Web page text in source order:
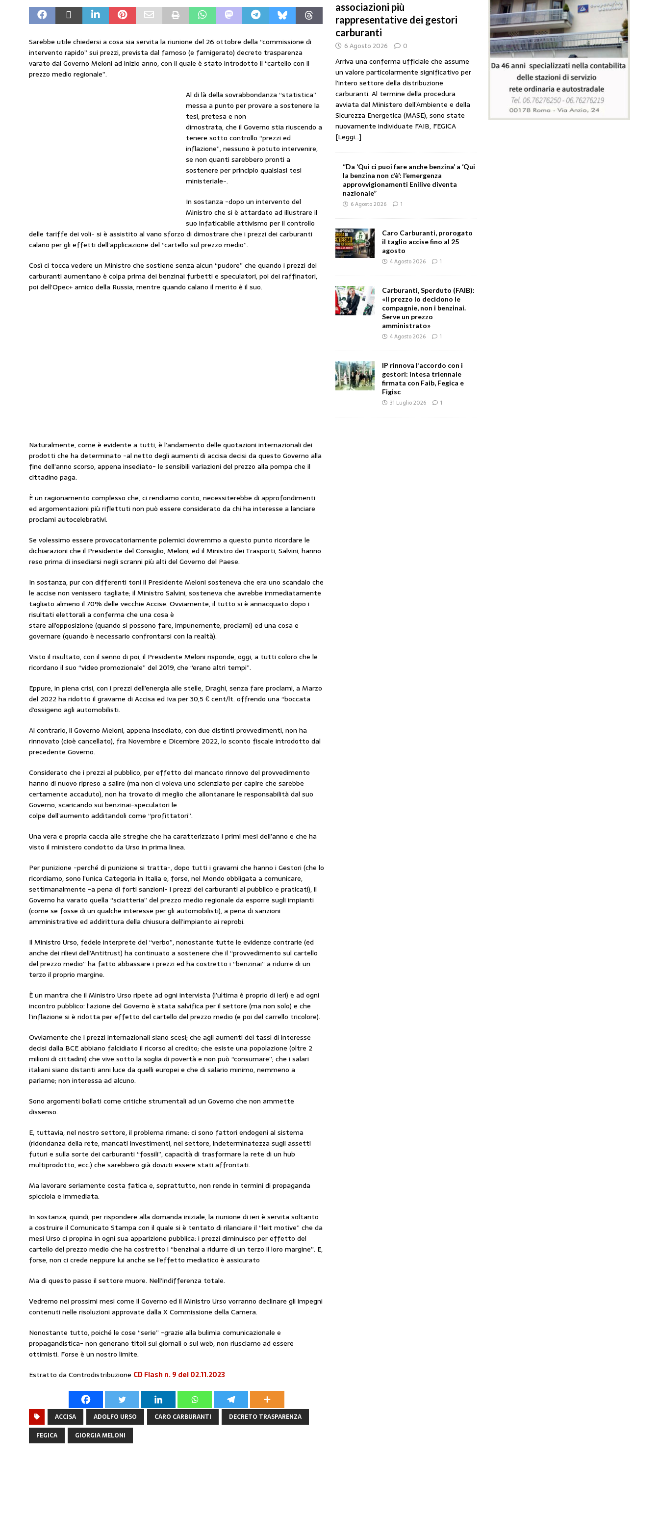
amministrato»
MERCATO PREZZI CARBURANTI
[ 31 Luglio 2026 ] IP rinnova l’accordo con i gestori: intesa triennale firmata con Faib, Fegica e Figisc
COMUNICATI
STAMPA
[ 30 Luglio 2026 ] Carburanti, i sindacati al Mimit: “I gestori non decidono i prezzi. Basta scaricare su di loro le
responsabilità”
Taglio delle accise, il prezzo è libero: i controlli non diventino una presunzione di colpevolezza
MERCATO PREZZI CARBURANTI
CARBURANTI. CONTROLLI SUI PRODOTTI ADULTERATI: ALTRA SITUAZIONE GRAVE MA NON SERIA
Sarebbe utile chiedersi a cosa sia servita la riunione del 26 ottobre della “commissione di
intervento rapido” sui prezzi, prevista dal famoso (e famigerato) decreto trasparenza
varato dal Governo Meloni ad inizio anno, con il quale è stato introdotto il “cartello con il
prezzo medio regionale”.
Al di là della sovrabbondanza “statistica”
messa a punto per provare a sostenere la
tesi, pretesa e non
dimostrata, che il Governo stia riuscendo a
tenere sotto controllo “prezzi ed
inflazione”, nessuno è potuto intervenire,
se non quanti sarebbero pronti a
sostenere per principio qualsiasi tesi
ministeriale-.
In sostanza -dopo un intervento del
Ministro che si è attardato ad illustrare il
suo infaticabile attivismo per il controllo
delle tariffe dei voli- si è assistito al vano sforzo di dimostrare che i prezzi dei carburanti
calano per gli effetti dell’applicazione del “cartello sul prezzo medio”.
Così ci tocca vedere un Ministro che sostiene senza alcun “pudore” che quando i prezzi dei
carburanti aumentano è colpa prima dei benzinai furbetti e speculatori, poi dei raffinatori,
poi dell’Opec+ amico della Russia, mentre quando calano il merito è il suo.
Naturalmente, come è evidente a tutti, è l’andamento delle quotazioni internazionali dei
prodotti che ha determinato -al netto degli aumenti di accisa decisi da questo Governo alla
fine dell’anno scorso, appena insediato- le sensibili variazioni del prezzo alla pompa che il
cittadino paga.
È un ragionamento complesso che, ci rendiamo conto, necessiterebbe di approfondimenti
ed argomentazioni più riflettuti non può essere considerato da chi ha interesse a lanciare
proclami autocelebrativi.
Se volessimo essere provocatoriamente polemici dovremmo a questo punto ricordare le
dichiarazioni che il Presidente del Consiglio, Meloni, ed il Ministro dei Trasporti, Salvini, hanno
reso prima di insediarsi negli scranni più alti del Governo del Paese.
In sostanza, pur con differenti toni il Presidente Meloni sosteneva che era uno scandalo che
le accise non venissero tagliate; il Ministro Salvini, sosteneva che avrebbe immediatamente
tagliato almeno il 70% delle vecchie Accise. Ovviamente, il tutto si è annacquato dopo i
risultati elettorali a conferma che una cosa è
stare all’opposizione (quando si possono fare, impunemente, proclami) ed una cosa e
governare (quando è necessario confrontarsi con la realtà).
Visto il risultato, con il senno di poi, il Presidente Meloni risponde, oggi, a tutti coloro che le
ricordano il suo “video promozionale” del 2019, che “erano altri tempi”.
Eppure, in piena crisi, con i prezzi dell’energia alle stelle, Draghi, senza fare proclami, a Marzo
del 2022 ha ridotto il gravame di Accisa ed Iva per 30,5 € cent/lt. offrendo una “boccata
d’ossigeno agli automobilisti.
Al contrario, il Governo Meloni, appena insediato, con due distinti provvedimenti, non ha
rinnovato (cioè cancellato), fra Novembre e Dicembre 2022, lo sconto fiscale introdotto dal
precedente Governo.
Considerato che i prezzi al pubblico, per effetto del mancato rinnovo del provvedimento
hanno di nuovo ripreso a salire (ma non ci voleva uno scienziato per capire che sarebbe
certamente accaduto), non ha trovato di meglio che allontanare le responsabilità dal suo
Governo, scaricando sui benzinai-speculatori le
colpe dell’aumento additandoli come “profittatori”.
Una vera e propria caccia alle streghe che ha caratterizzato i primi mesi dell’anno e che ha
visto il ministero condotto da Urso in prima linea.
Per punizione -perché di punizione si tratta-, dopo tutti i gravami che hanno i Gestori (che lo
ricordiamo, sono l’unica Categoria in Italia e, forse, nel Mondo obbligata a comunicare,
settimanalmente -a pena di forti sanzioni- i prezzi dei carburanti al pubblico e praticati), il
Governo ha varato quella “sciatteria” del prezzo medio regionale da esporre sugli impianti
(come se fosse di un qualche interesse per gli automobilisti), a pena di sanzioni
amministrative ed addirittura della chiusura dell’impianto ai reprobi.
Il Ministro Urso, fedele interprete del “verbo”, nonostante tutte le evidenze contrarie (ed
anche dei rilievi dell’Antitrust) ha continuato a sostenere che il “provvedimento sul cartello
del prezzo medio” ha fatto abbassare i prezzi ed ha costretto i “benzinai” a ridurre di un
terzo il proprio margine.
È un mantra che il Ministro Urso ripete ad ogni intervista (l’ultima è proprio di ieri) e ad ogni
incontro pubblico: l’azione del Governo è stata salvifica per il settore (ma non solo) e che
l’inflazione si è ridotta per effetto del cartello del prezzo medio (e poi del carrello tricolore).
Ovviamente che i prezzi internazionali siano scesi; che agli aumenti dei tassi di interesse
decisi dalla BCE abbiano falcidiato il ricorso al credito; che esiste una popolazione (oltre 2
milioni di cittadini) che vive sotto la soglia di povertà e non può “consumare”; che i salari
italiani siano distanti anni luce da quelli europei e che di salario minimo, nemmeno a
parlarne; non interessa ad alcuno.
Sono argomenti bollati come critiche strumentali ad un Governo che non ammette
dissenso.
E, tuttavia, nel nostro settore, il problema rimane: ci sono fattori endogeni al sistema
(ridondanza della rete, mancati investimenti, nel settore, indeterminatezza sugli assetti
futuri e sulla sorte dei carburanti “fossili”, capacità di trasformare la rete di un hub
multiprodotto, ecc.) che sarebbero già dovuti essere stati affrontati.
Ma lavorare seriamente costa fatica e, soprattutto, non rende in termini di propaganda
spicciola e immediata.
In sostanza, quindi, per rispondere alla domanda iniziale, la riunione di ieri è servita soltanto
a costruire il Comunicato Stampa con il quale si è tentato di rilanciare il “leit motive” che da
mesi Urso ci propina in ogni sua apparizione pubblica: i prezzi diminuisco per effetto del
cartello del prezzo medio che ha costretto i “benzinai a ridurre di un terzo il loro margine”. E,
forse, non ci crede neppure lui anche se l’effetto mediatico è assicurato
Ma di questo passo il settore muore. Nell’indifferenza totale.
Vedremo nei prossimi mesi come il Governo ed il Ministro Urso vorranno declinare gli impegni
contenuti nelle risoluzioni approvate dalla X Commissione della Camera.
Nonostante tutto, poiché le cose “serie” -grazie alla bulimia comunicazionale e
propagandistica- non generano titoli sui giornali o sul web, non riusciamo ad essere
ottimisti. Forse è un nostro limite.
Estratto da Controdistribuzione CD Flash n. 9 del 02.11.2023
ACCISA ADOLFO URSO CARO CARBURANTI
DECRETO TRASPARENZA
FEGICA
GIORGIA MELONI
associazioni più
rappresentative dei gestori
carburanti
6 Agosto 2026 0
Arriva una conferma ufficiale che assume
un valore particolarmente significativo per
l’intero settore della distribuzione
carburanti. Al termine della procedura
avviata dal Ministero dell’Ambiente e della
Sicurezza Energetica (MASE), sono state
nuovamente individuate FAIB, FEGICA
[Leggi...]
“Da ‘Qui ci puoi fare anche benzina’ a ‘Qui
la benzina non c’è’: l’emergenza
approvvigionamenti Enilive diventa
nazionale”
6 Agosto 2026 1
Caro Carburanti, prorogato
il taglio accise fino al 25
agosto
4 Agosto 2026 1
Carburanti, Sperduto (FAIB):
«Il prezzo lo decidono le
compagnie, non i benzinai.
Serve un prezzo
amministrato»
4 Agosto 2026 1
IP rinnova l’accordo con i
gestori: intesa triennale
firmata con Faib, Fegica e
Figisc
31 Luglio 2026 1